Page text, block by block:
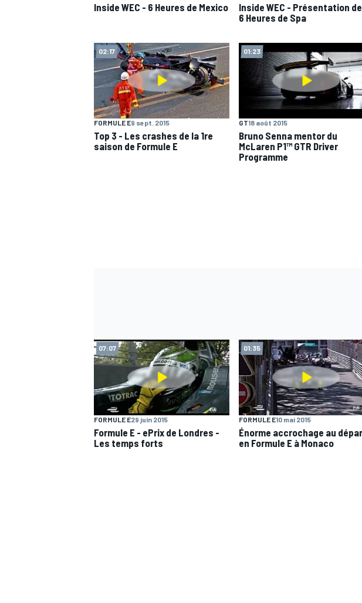
Inside WEC - 6 Heures de Mexico
Inside WEC - Présentation
6 Heures de Spa
02:17
FORMULE E9 sept. 2015
Top 3 - Les crashes de la 1re
saison de Formule E
01:23
GT18 août 2015
Bruno Senna mentor du
McLaren P1™ GTR Driver
Programme
07:07
FORMULE E29 juin 2015
Formule E - ePrix de Londres -
Les temps forts
01:35
FORMULE E10 mai 2015
Énorme accrochage au
en Formule E à Monaco